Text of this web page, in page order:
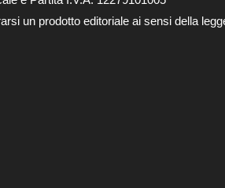
un prodotto editoriale ai sensi della